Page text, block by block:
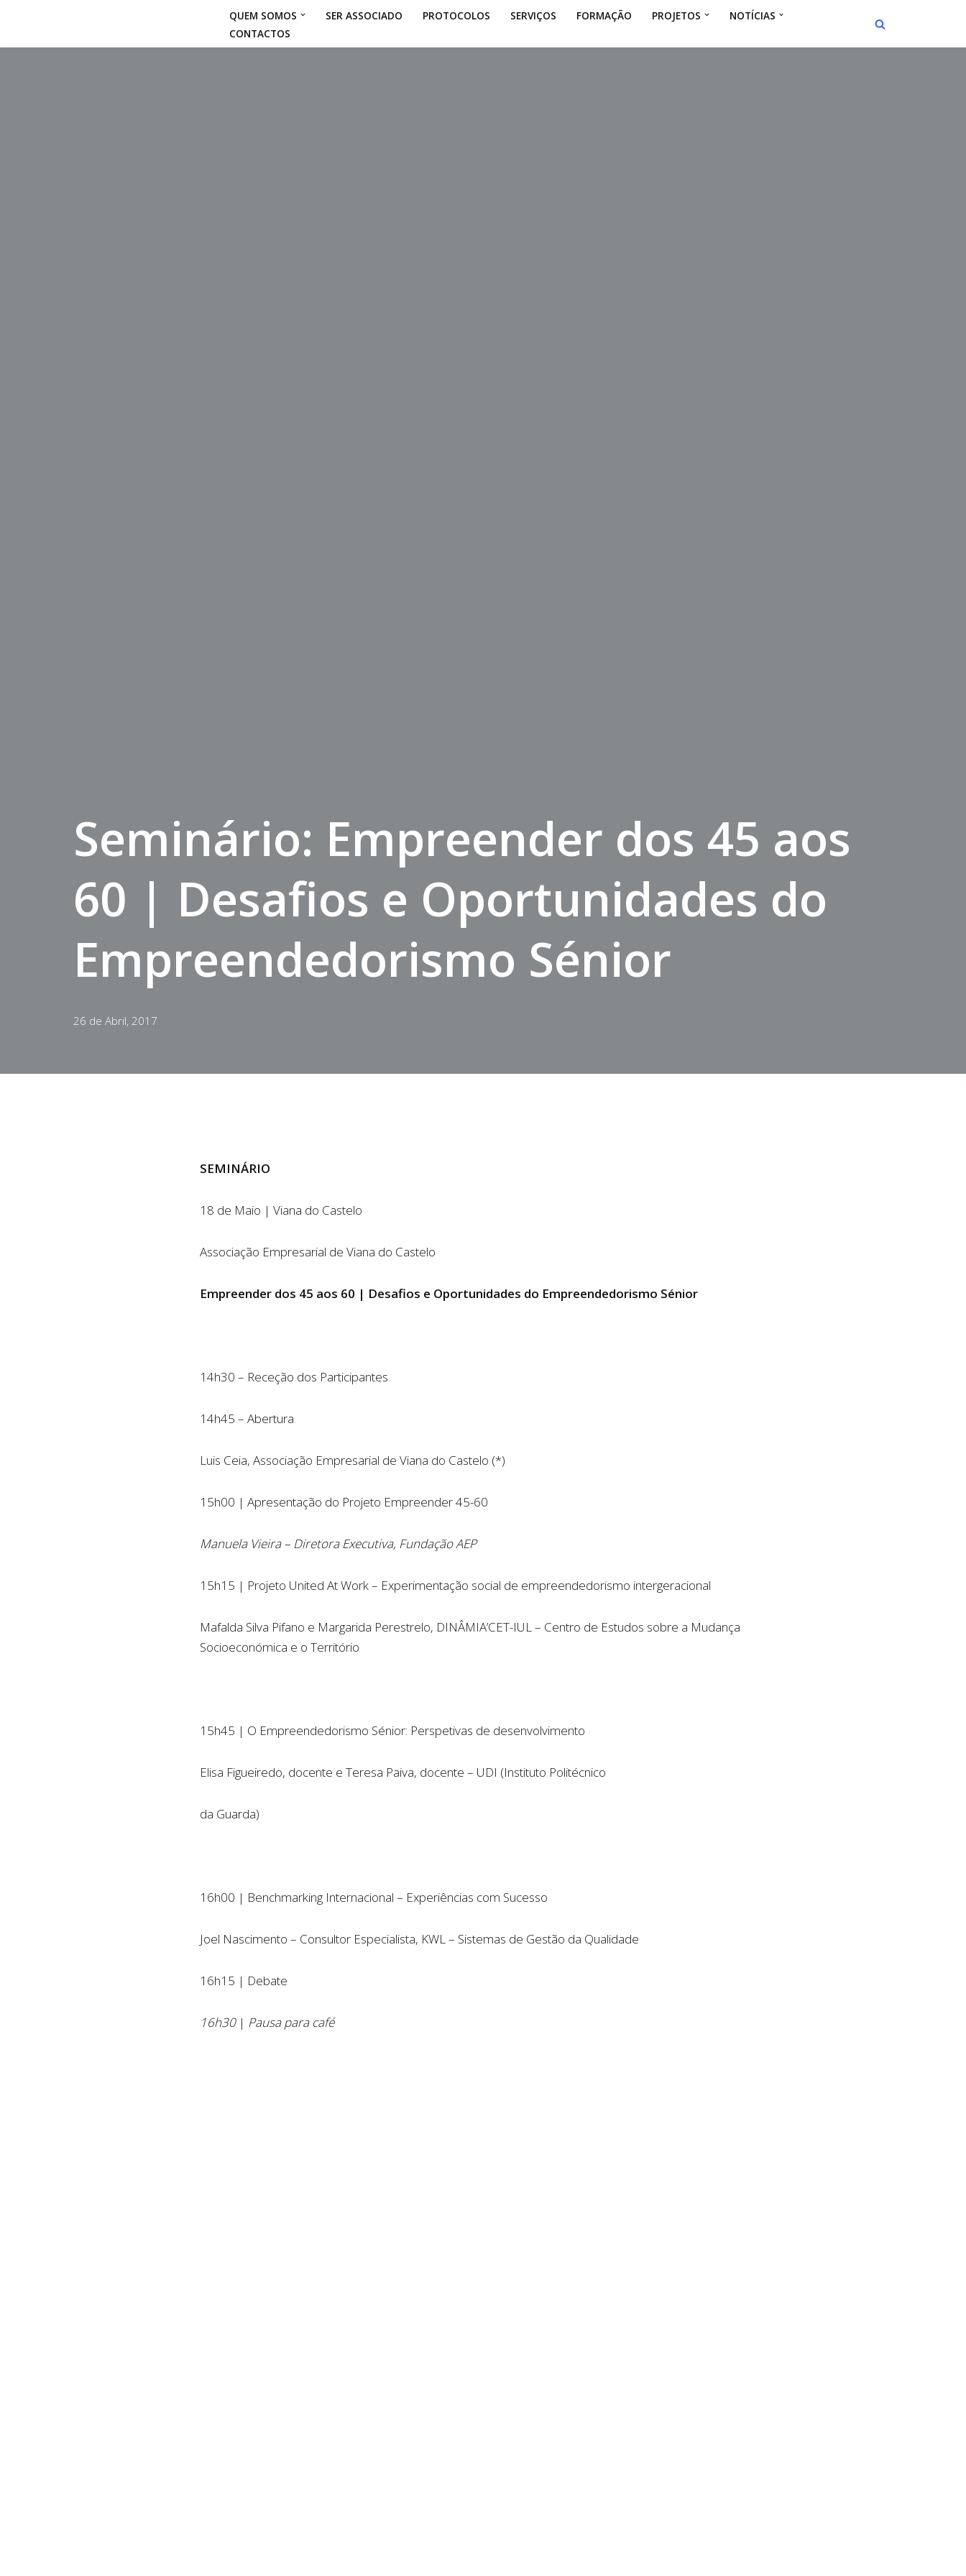
QUEM SOMOS SER ASSOCIADO PROTOCOLOS SERVIÇOS FORMAÇÃO PROJETOS
NOTÍCIAS
CONTACTOS
Seminário: Empreender dos 45 aos
60 | Desafios e Oportunidades do
Empreendedorismo Sénior
26 de Abril, 2017
SEMINÁRIO
18 de Maio | Viana do Castelo
Associação Empresarial de Viana do Castelo
Empreender dos 45 aos 60 | Desafios e Oportunidades do Empreendedorismo Sénior
14h30 – Receção dos Participantes
14h45 – Abertura
Luis Ceia, Associação Empresarial de Viana do Castelo (*)
15h00 | Apresentação do Projeto Empreender 45-60
Manuela Vieira – Diretora Executiva, Fundação AEP
15h15 | Projeto United At Work – Experimentação social de empreendedorismo intergeracional
Mafalda Silva Pifano e Margarida Perestrelo, DINÂMIA’CET-IUL – Centro de Estudos sobre a Mudança
Socioeconómica e o Território
15h45 | O Empreendedorismo Sénior: Perspetivas de desenvolvimento
Elisa Figueiredo, docente e Teresa Paiva, docente – UDI (Instituto Politécnico
da Guarda)
16h00 | Benchmarking Internacional – Experiências com Sucesso
Joel Nascimento – Consultor Especialista, KWL – Sistemas de Gestão da Qualidade
16h15 | Debate
16h30 | Pausa para café